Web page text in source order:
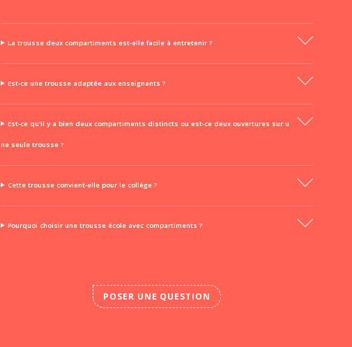
La trousse deux compartiments est-elle facile à entretenir ?
Est-ce une trousse adaptée aux enseignants ?
Est-ce qu'il y a bien deux compartiments distincts ou est-ce deux ouvertures sur u
ne seule trousse ?
Cette trousse convient-elle pour le collège ?
Pourquoi choisir une trousse école avec compartiments ?
POSER UNE QUESTION